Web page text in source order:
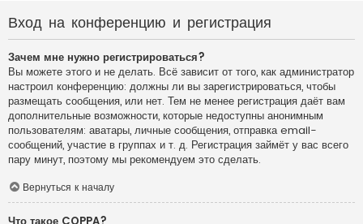
Вход на конференцию и регистрация
Зачем мне нужно регистрироваться?
Вы можете этого и не делать. Всё зависит от того, как администратор
настроил конференцию: должны ли вы зарегистрироваться, чтобы
размещать сообщения, или нет. Тем не менее регистрация даёт вам
дополнительные возможности, которые недоступны анонимным
пользователям: аватары, личные сообщения, отправка email-
сообщений, участие в группах и т. д. Регистрация займёт у вас всего
пару минут, поэтому мы рекомендуем это сделать.
Вернуться к началу